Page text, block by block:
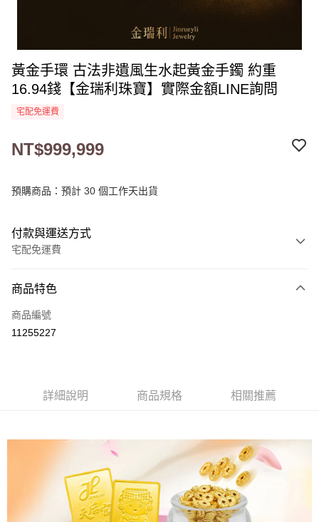
黃金手環 古法非遺風生水起黃金手鐲 約重
16.94錢【金瑞利珠寶】實際金額LINE詢問
宅配免運費
NT$999,999
預購商品：預計 30 個工作天出貨
付款與運送方式
宅配免運費
信用卡一次付款
LINE Pay
ATM付款
運送方式
商品特色
商品編號
11255227
詳細說明 商品規格 相關推薦